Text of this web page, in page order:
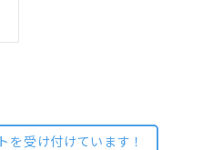
を受け付けています！